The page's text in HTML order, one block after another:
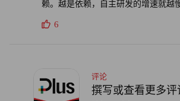
赖。越是依赖，自主研发的增速就越
6
评论
撰写或查看更多评